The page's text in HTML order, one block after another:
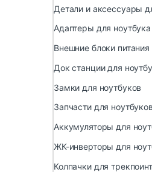
Детали и аксессуары
Адаптеры для ноутбука
Внешние блоки питания
Док станции для
Замки для ноутбуков
Запчасти для ноутбуков
Аккумуляторы для
ЖК-инверторы для
Колпачки для